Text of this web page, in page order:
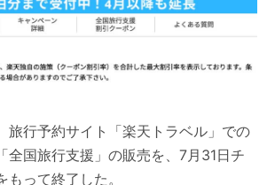
旅行予約サイト「楽天トラベル」での
全国旅行支援」の販売を、7月31日チ
って終了した。